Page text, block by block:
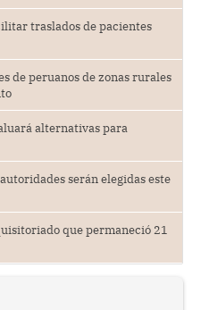
traslados de pacientes
de peruanos de zonas rurales
alternativas para
serán elegidas este
que permaneció 21